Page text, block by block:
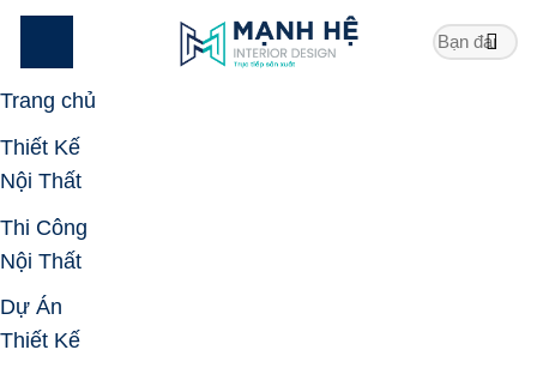
Skip
Trang chủ
Thiết Kế
Nội Thất
Thi Công
Nội Thất
Dự Án
Thiết Kế